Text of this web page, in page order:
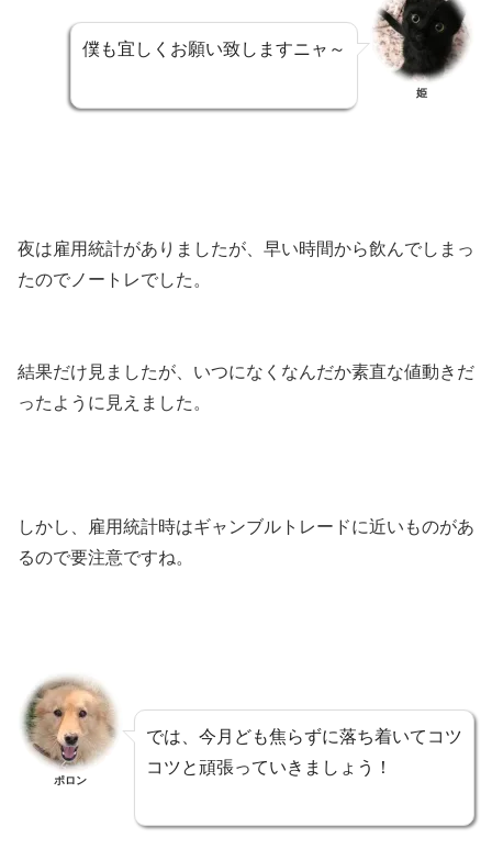
僕も宜しくお願い致しますニャ～
姫
夜は雇用統計がありましたが、早い時間から飲んでしまっ
たのでノートレでした。
結果だけ見ましたが、いつになくなんだか素直な値動きだ
ったように見えました。
しかし、雇用統計時はギャンブルトレードに近いものがあ
るので要注意ですね。
ポロン
では、今月ども焦らずに落ち着いてコツ
コツと頑張っていきましょう！